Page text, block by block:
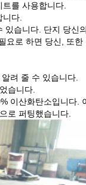
를 사용합니다.
다.
습니다. 단지 당신
로 하면 당신, 또
려 줄 수 있습니다.
습니다.
이산화탄소입니다.
로 퍼팅했습니다.